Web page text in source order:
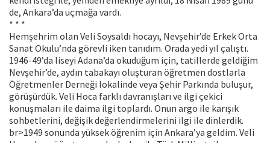
de, Ankara’da uçmağa vardı.
* * *
Hemşehrim olan Veli Soysaldı hocayı, Nevşehir’de Erkek Orta
Sanat Okulu’nda görevli iken tanıdım. Orada yedi yıl çalıştı.
1946-49’da liseyi Adana’da okuduğum için, tatillerde geldiğim
Nevşehir’de, aydın tabakayı oluşturan öğretmen dostlarla
Öğretmenler Derneği lokalinde veya Şehir Parkında buluşur,
görüşürdük. Veli Hoca farklı davranışları ve ilgi çekici
konuşmaları ile daima ilgi toplardı. Onun argo ile karışık
sohbetlerini, değişik değerlendirmelerini ilgi ile dinlerdik.
br>1949 sonunda yüksek öğrenim için Ankara’ya geldim. Veli